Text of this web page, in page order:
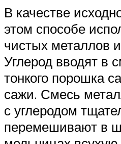
В качестве
этом способе
чистых металлов
Углерод вводят в
тонкого порошка
сажи. Смесь
с углеродом
перемешивают в